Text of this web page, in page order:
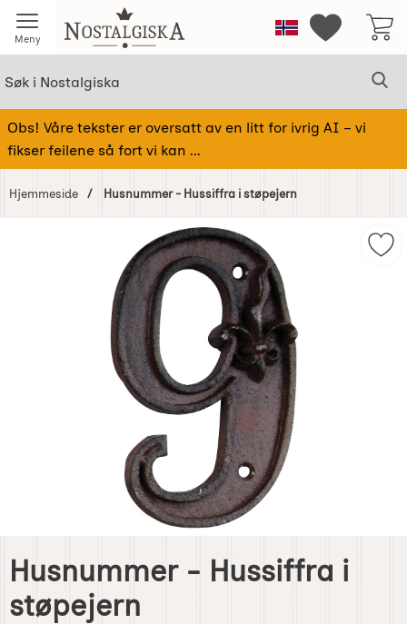
Meny Startsiden for NostalgiskaNorge Mine
Obs! Våre tekster er oversatt av en litt for ivrig AI – vi
fikser feilene så fort vi kan ...
Hjemmeside Husnummer - Hussiffra i støpejern
Husnummer - Hussiffra i
støpejern